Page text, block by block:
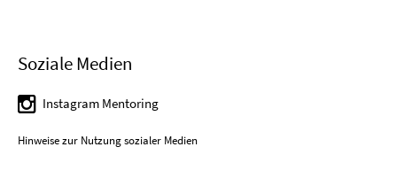
Soziale Medien
Instagram Mentoring
Hinweise zur Nutzung sozialer Medien